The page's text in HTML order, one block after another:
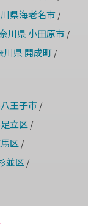
県海老名市/
川県 小田原市/
川県 開成町/
王子市/
立区 /
区 /
並区 /